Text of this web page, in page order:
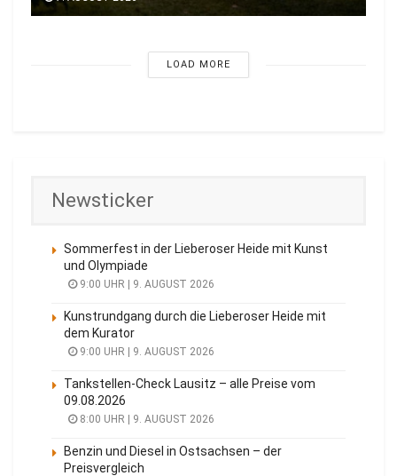
LOAD MORE
Newsticker
Sommerfest in der Lieberoser Heide mit Kunst
und Olympiade
9:00 UHR | 9. AUGUST 2026
Kunstrundgang durch die Lieberoser Heide mit
dem Kurator
9:00 UHR | 9. AUGUST 2026
Tankstellen-Check Lausitz – alle Preise vom
09.08.2026
8:00 UHR | 9. AUGUST 2026
Benzin und Diesel in Ostsachsen – der
Preisvergleich